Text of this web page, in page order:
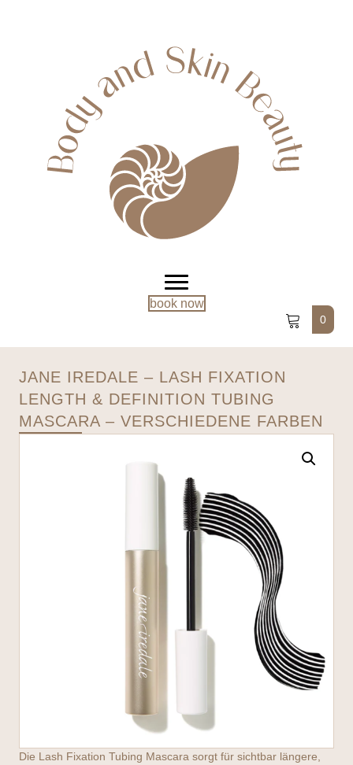
book now
0
JANE IREDALE – LASH FIXATION
LENGTH & DEFINITION TUBING
MASCARA – VERSCHIEDENE FARBEN
Die Lash Fixation Tubing Mascara sorgt für sichtbar längere,